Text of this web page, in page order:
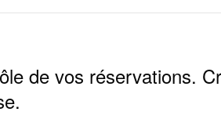
de vos réservations.